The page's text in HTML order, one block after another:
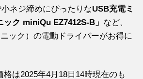
ネジ締めにぴったりなUSB充電ミ
ク miniQu EZ7412S-B」 など、
ック）の電動ドライバーがお得に
は2025年4月18日14時現在のも